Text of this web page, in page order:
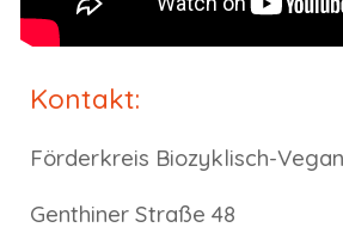
Kontakt:
Förderkreis Biozyklisch-
Genthiner Straße 48